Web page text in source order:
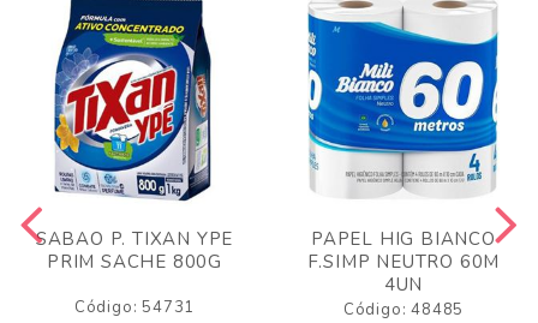
SABAO P. TIXAN YPE
PRIM SACHE 800G
Código: 54731
PAPEL HIG BIANCO
F.SIMP NEUTRO 60M
4UN
Código: 48485